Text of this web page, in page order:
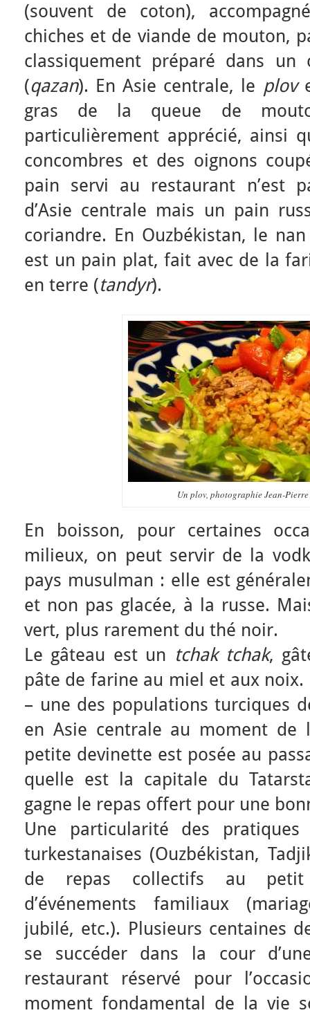
(souvent de coton),
chiches et de viande de mouton,
classiquement préparé dans un
(qazan). En Asie centrale, le plov
gras de la queue de
particulièrement apprécié, ainsi
concombres et des oignons
pain servi au restaurant n’est
d’Asie centrale mais un pain
coriandre. En Ouzbékistan, le
est un pain plat, fait avec de la
en terre (tandyr).
Un plov, photographie Jean-
En boisson, pour certaines
milieux, on peut servir de la
pays musulman : elle est
et non pas glacée, à la russe.
vert, plus rarement du thé noir.
Le gâteau est un tchak tchak,
pâte de farine au miel et aux noix.
– une des populations turciques
en Asie centrale au moment de
petite devinette est posée au
quelle est la capitale du
gagne le repas offert pour une
Une particularité des
turkestanaises (Ouzbékistan,
de repas collectifs au petit
d’événements familiaux
jubilé, etc.). Plusieurs centaines
se succéder dans la cour
restaurant réservé pour
moment fondamental de la vie